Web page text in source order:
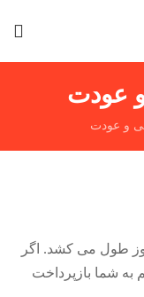
عودت
و عودت
بازپرداخت و برگرداندن ما 30 روز طول می کشد. اگر
به شما بازپرداخت